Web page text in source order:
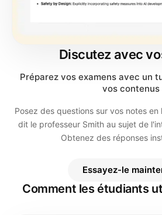
Discutez avec
Préparez vos examens avec un
vos contenus
Posez des questions sur vos notes
dit le professeur Smith au sujet de
Obtenez des réponses
Essayez-le
Comment les étudiants